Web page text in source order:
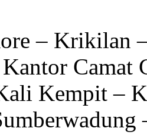
– Krikilan
Camat
Kempit –